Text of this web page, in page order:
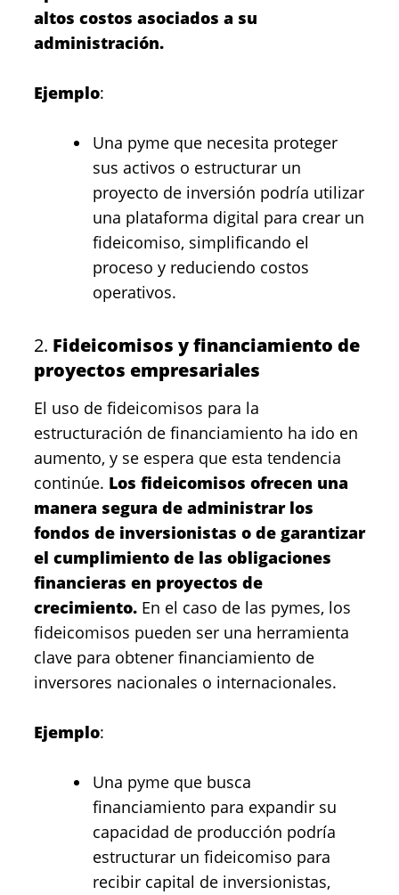
altos costos asociados a su
administración.
Ejemplo:
Una pyme que necesita proteger
sus activos o estructurar un
proyecto de inversión podría utilizar
una plataforma digital para crear un
fideicomiso, simplificando el
proceso y reduciendo costos
operativos.
2. Fideicomisos y financiamiento de
proyectos empresariales
El uso de fideicomisos para la
estructuración de financiamiento ha ido en
aumento, y se espera que esta tendencia
continúe. Los fideicomisos ofrecen una
manera segura de administrar los
fondos de inversionistas o de garantizar
el cumplimiento de las obligaciones
financieras en proyectos de
crecimiento. En el caso de las pymes, los
fideicomisos pueden ser una herramienta
clave para obtener financiamiento de
inversores nacionales o internacionales.
Ejemplo:
Una pyme que busca
financiamiento para expandir su
capacidad de producción podría
estructurar un fideicomiso para
recibir capital de inversionistas,